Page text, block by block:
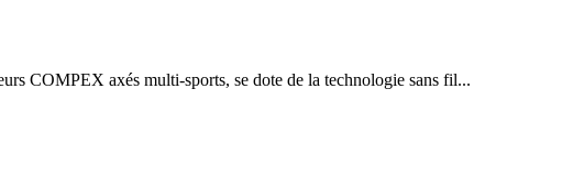
COMPEX axés multi-sports, se dote de la technologie sans fil...